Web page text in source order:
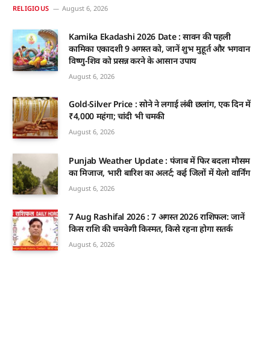
RELIGIOUS August 6, 2026
Kamika Ekadashi 2026 Date : सावन की पहली
कामिका एकादशी 9 अगस्त को, जानें शुभ मुहूर्त और भगवान
विष्णु-शिव को प्रसन्न करने के आसान उपाय
August 6, 2026
Gold-Silver Price : सोने ने लगाई लंबी छलांग, एक दिन में
₹4,000 महंगा; चांदी भी चमकी
August 6, 2026
Punjab Weather Update : पंजाब में फिर बदला मौसम
का मिजाज, भारी बारिश का अलर्ट; कई जिलों में येलो वार्निंग
August 6, 2026
7 Aug Rashifal 2026 : 7 अगस्त 2026 राशिफल: जानें
किस राशि की चमकेगी किस्मत, किसे रहना होगा सतर्क
August 6, 2026